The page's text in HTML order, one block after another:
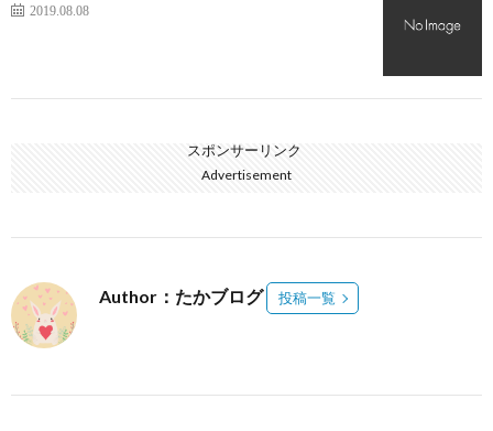
2019.08.08
スポンサーリンク
Advertisement
Author：たかブログ 投稿一覧